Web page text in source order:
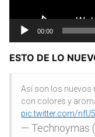
00:00
ESTO DE LO
Así son los nuevos
con colores y
pic.twitter.com/
— Technoymas